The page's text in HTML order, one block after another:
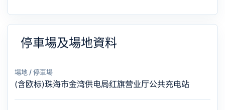
停車場及場地資料
場地 / 停車場
(含欧标)珠海市金湾供电局红旗营业厅公共充电站